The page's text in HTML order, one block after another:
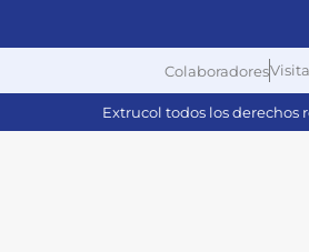
Colaboradores
Extrucol todos los derechos